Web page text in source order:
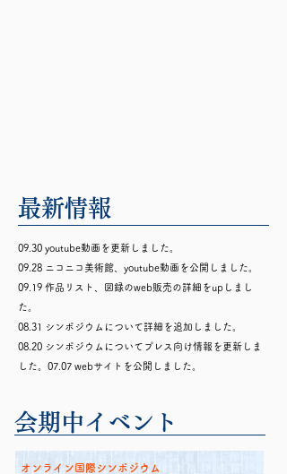
最新情報
09.30 youtube動画を更新しました。
09.28 ニコニコ美術館、youtube動画を公開しました。
09.19 作品リスト、図録のweb販売の詳細をupしまし
た。
08.31 シンポジウムについて詳細を追加しました。
08.20 シンポジウムについてプレス向け情報を更新しま
した。07.07 webサイトを公開しました。
会期中イベント
オンライン国際シンポジウム